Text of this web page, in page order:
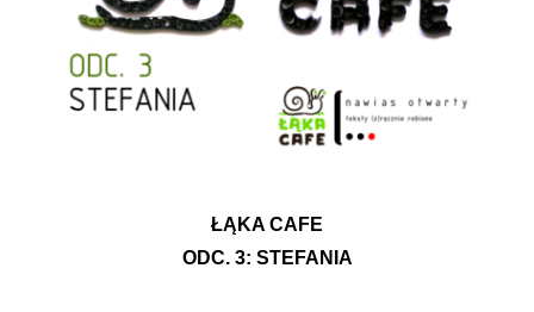
ŁĄKA CAFE
ODC. 3: STEFANIA